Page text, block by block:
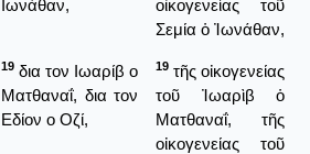
Ιωνάθαν,
οἰκογενείας τοῦ
Σεμία ὁ Ἰωνάθαν,
19 δια τον Ιωαρίβ ο
Ματθαναΐ, δια τον
Εδίον ο Οζί,
19 τῆς οἰκογενείας
τοῦ Ἰωαρὶβ ὁ
Ματθαναΐ, τῆς
οἰκογενείας τοῦ